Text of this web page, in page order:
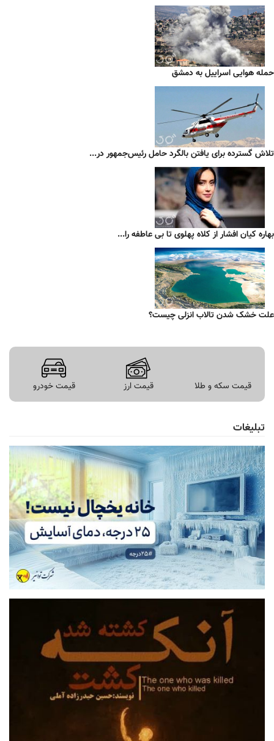
حمله هوایی اسراییل به دمشق
تلاش گسترده برای یافتن بالگرد حامل رئیس‌جمهور در...
بهاره کیان افشار از کلاه پهلوی تا بی عاطفه را...
علت خشک شدن تالاب انزلی چیست؟
قیمت سکه و طلا قیمت ارز قیمت خودرو
تبلیغات